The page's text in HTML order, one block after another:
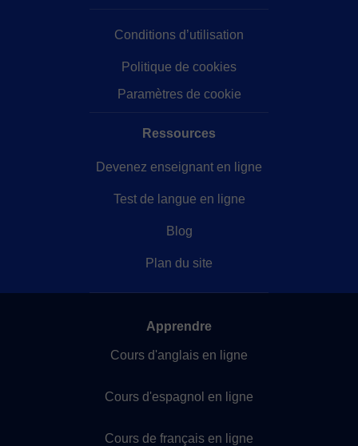
Conditions d’utilisation
Politique de cookies
Paramètres de cookie
Ressources
Devenez enseignant en ligne
Test de langue en ligne
Blog
Plan du site
Apprendre
Cours d'anglais en ligne
Cours d'espagnol en ligne
Cours de français en ligne